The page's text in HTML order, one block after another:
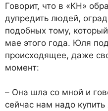
Говорит, что в «КН»
дупредить людей,
подобных тому,
мае этого года. Юля
происходящее, даже
момент:
– Она шла со мной и
сейчас нам надо